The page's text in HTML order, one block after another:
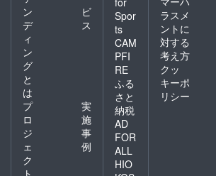
ン
デ
ィ
ン
グ
と
は
ビ
ス
プ
ロ
ジ
ェ
ク
実
施
事
例
Spor
ts
CAM
PFI
RE
ふる
さと
納税
AD
FOR
ALL
HIO
ラスメ
ントに
対する
考え方
クッ
キーポ
リシー